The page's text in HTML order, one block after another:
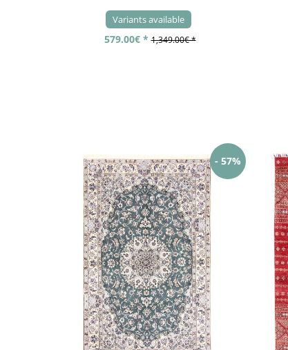
Variants available
579.00€ * 1,349.00€ *
- 57%